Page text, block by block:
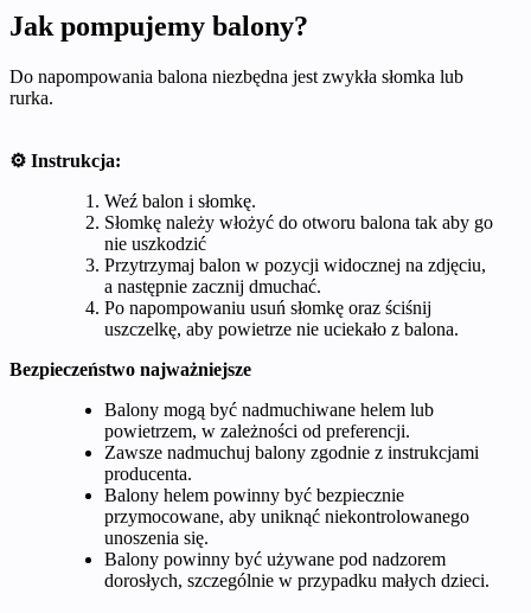
Jak pompujemy balony?
Do napompowania balona niezbędna jest zwykła słomka lub
rurka.
⚙️ Instrukcja:
Weź balon i słomkę.
Słomkę należy włożyć do otworu balona tak aby go
nie uszkodzić
Przytrzymaj balon w pozycji widocznej na zdjęciu,
a następnie zacznij dmuchać.
Po napompowaniu usuń słomkę oraz ściśnij
uszczelkę, aby powietrze nie uciekało z balona.
Bezpieczeństwo najważniejsze
Balony mogą być nadmuchiwane helem lub
powietrzem, w zależności od preferencji.
Zawsze nadmuchuj balony zgodnie z instrukcjami
producenta.
Balony helem powinny być bezpiecznie
przymocowane, aby uniknąć niekontrolowanego
unoszenia się.
Balony powinny być używane pod nadzorem
dorosłych, szczególnie w przypadku małych dzieci.